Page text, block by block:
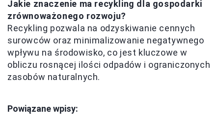
Jakie znaczenie ma recykling dla gospodarki
zrównoważonego rozwoju?
Recykling pozwala na odzyskiwanie cennych
surowców oraz minimalizowanie negatywnego
wpływu na środowisko, co jest kluczowe w
obliczu rosnącej ilości odpadów i ograniczonych
zasobów naturalnych.
Powiązane wpisy: